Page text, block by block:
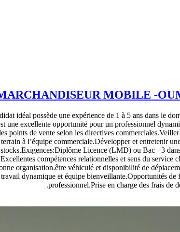
MOBILE -
idéal possède une expérience de 1 à 5 ans dans le
excellente opportunité pour un professionnel
points de vente selon les directives
à l’équipe commerciale.Développer et entretenir
Licence (LMD) ou Bac +3
compétences relationnelles et sens du service
organisation.être véhiculé et disponibilité de
dynamique et équipe bienveillante.Opportunités de
professionnel.Prise en charge des frais de